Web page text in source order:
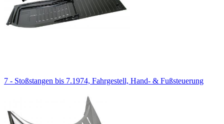
7 - Stoßstangen bis 7.1974, Fahrgestell, Hand- & Fußsteuerung